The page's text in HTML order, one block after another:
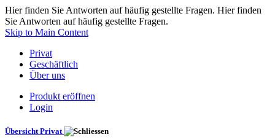
Hier finden Sie Antworten auf häufig gestellte Fragen. Hier finden
Sie Antworten auf häufig gestellte Fragen.
Skip to Main Content
Privat
Geschäftlich
Über uns
Produkt eröffnen
Login
Übersicht Privat